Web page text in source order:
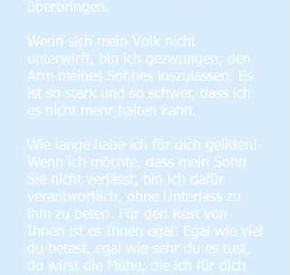
überbringen.
Wenn sich mein Volk nicht
unterwirft, bin ich gezwungen, den
Arm meines Sohnes loszulassen. Es
ist so stark und so schwer, dass ich
es nicht mehr halten kann.
Wie lange habe ich für dich gelitten!
Wenn ich möchte, dass mein Sohn
Sie nicht verlässt, bin ich dafür
verantwortlich, ohne Unterlass zu
ihm zu beten. Für den Rest von
Ihnen ist es Ihnen egal! Egal wie viel
du betest, egal wie sehr du es tust,
du wirst die Mühe, die ich für dich